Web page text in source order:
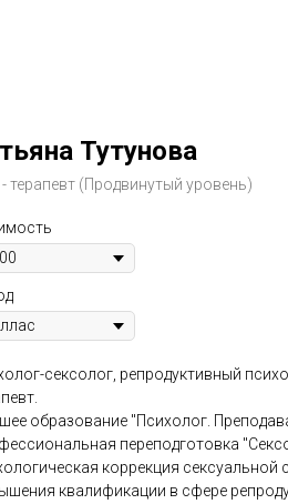
Тутунова
терапевт (Продвинутый уровень)
сексолог, репродуктивный
образование "Психолог.
переподготовка
коррекция
квалификации в сфере